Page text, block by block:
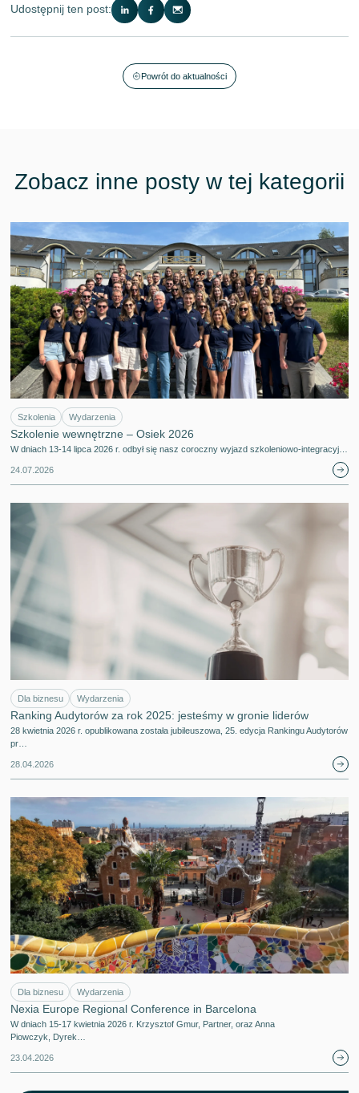
Udostępnij ten post:
Powrót do aktualności
Zobacz inne posty w tej kategorii
Szkolenia Wydarzenia
Szkolenie wewnętrzne – Osiek 2026
W dniach 13-14 lipca 2026 r. odbył się nasz coroczny wyjazd szkoleniowo-integracyj…
24.07.2026
Dla biznesu Wydarzenia
Ranking Audytorów za rok 2025: jesteśmy w gronie liderów
28 kwietnia 2026 r. opublikowana została jubileuszowa, 25. edycja Rankingu Audytorów
pr…
28.04.2026
Dla biznesu Wydarzenia
Nexia Europe Regional Conference in Barcelona
W dniach 15-17 kwietnia 2026 r. Krzysztof Gmur, Partner, oraz Anna
Piowczyk, Dyrek…
23.04.2026